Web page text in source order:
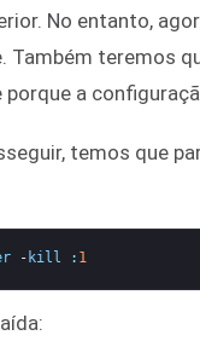
No entanto,
Também teremos
a
temos que
- kill : 1